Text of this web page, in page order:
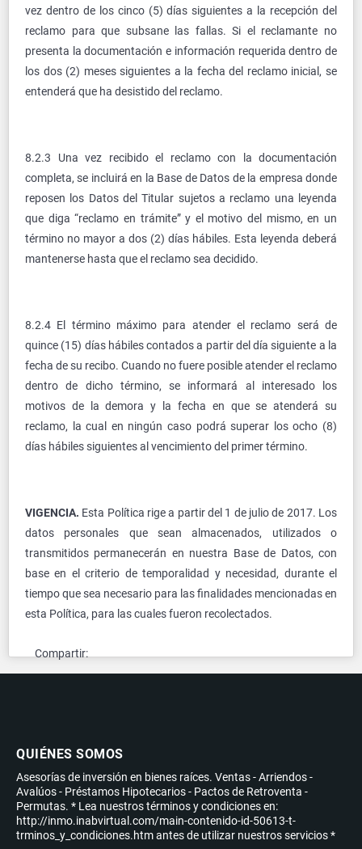
vez dentro de los cinco (5) días siguientes a la recepción del
reclamo para que subsane las fallas. Si el reclamante no
presenta la documentación e información requerida dentro de
los dos (2) meses siguientes a la fecha del reclamo inicial, se
entenderá que ha desistido del reclamo.
8.2.3 Una vez recibido el reclamo con la documentación
completa, se incluirá en la Base de Datos de la empresa donde
reposen los Datos del Titular sujetos a reclamo una leyenda
que diga “reclamo en trámite” y el motivo del mismo, en un
término no mayor a dos (2) días hábiles. Esta leyenda deberá
mantenerse hasta que el reclamo sea decidido.
8.2.4 El término máximo para atender el reclamo será de
quince (15) días hábiles contados a partir del día siguiente a la
fecha de su recibo. Cuando no fuere posible atender el reclamo
dentro de dicho término, se informará al interesado los
motivos de la demora y la fecha en que se atenderá su
reclamo, la cual en ningún caso podrá superar los ocho (8)
días hábiles siguientes al vencimiento del primer término.
VIGENCIA. Esta Política rige a partir del 1 de julio de 2017. Los
datos personales que sean almacenados, utilizados o
transmitidos permanecerán en nuestra Base de Datos, con
base en el criterio de temporalidad y necesidad, durante el
tiempo que sea necesario para las finalidades mencionadas en
esta Política, para las cuales fueron recolectados.
Compartir:
QUIÉNES SOMOS
Asesorías de inversión en bienes raíces. Ventas - Arriendos -
Avalúos - Préstamos Hipotecarios - Pactos de Retroventa -
Permutas. * Lea nuestros términos y condiciones en:
http://inmo.inabvirtual.com/main-contenido-id-50613-t-
trminos_y_condiciones.htm antes de utilizar nuestros servicios *